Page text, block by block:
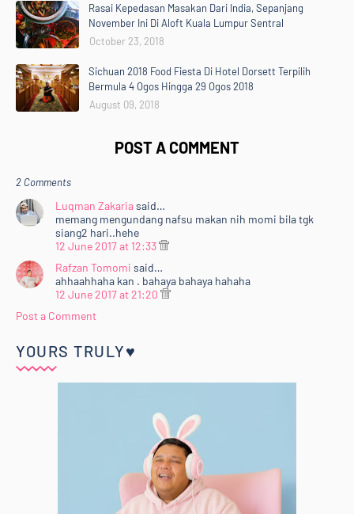
Rasai Kepedasan Masakan Dari India, Sepanjang
November Ini Di Aloft Kuala Lumpur Sentral
October 23, 2018
Sichuan 2018 Food Fiesta Di Hotel Dorsett Terpilih
Bermula 4 Ogos Hingga 29 Ogos 2018
August 09, 2018
POST A COMMENT
2 Comments
Luqman Zakariasaid…
memang mengundang nafsu makan nih momi bila tgk
siang2 hari..hehe
12 June 2017 at 12:33
Rafzan Tomomi said…
ahhaahhaha kan . bahaya bahaya hahaha
12 June 2017 at 21:20
Post a Comment
YOURS TRULY♥